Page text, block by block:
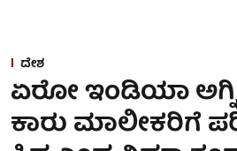
ದೇಶ
ಏರೋ ಇಂಡಿಯಾ
ಕಾರು ಮಾಲೀಕರಿಗೆ